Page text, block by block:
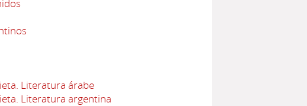
Literatura árabe
Literatura argentina